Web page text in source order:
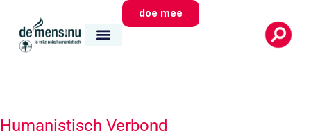
doe mee
Humanistisch Verbond